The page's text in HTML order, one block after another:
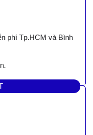
phí Tp.HCM và Bình